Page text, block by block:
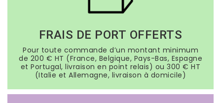
FRAIS DE PORT OFFERTS
Pour toute commande d’un montant minimum
de 200 € HT (France, Belgique, Pays-Bas, Espagne
et Portugal, livraison en point relais) ou 300 € HT
(Italie et Allemagne, livraison à domicile)